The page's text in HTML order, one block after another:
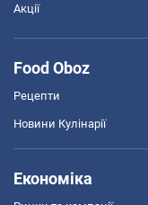
Акції
Food Oboz
Рецепти
Новини Кулінарії
Економіка